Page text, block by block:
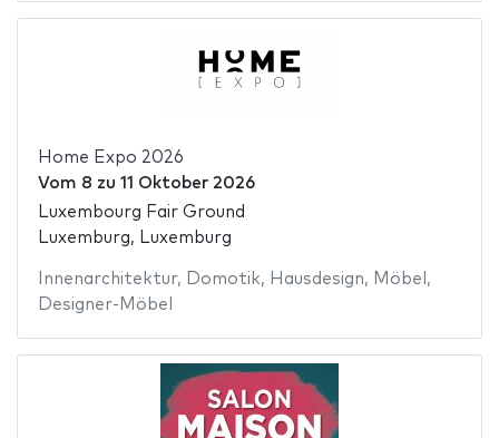
Home Expo 2026
Vom 8 zu 11 Oktober 2026
Luxembourg Fair Ground
Luxemburg, Luxemburg
Innenarchitektur, Domotik, Hausdesign, Möbel ,
Designer-Möbel